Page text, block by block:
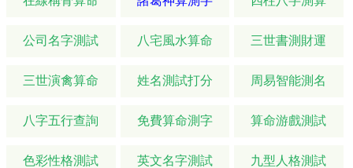
公司名字測試 八宅風水算命 三世書測財運
三世演禽算命 姓名測試打分 周易智能測名
八字五行查詢 免費算命測字 算命游戲測試
色彩性格測試 英文名字測試 九型人格測試